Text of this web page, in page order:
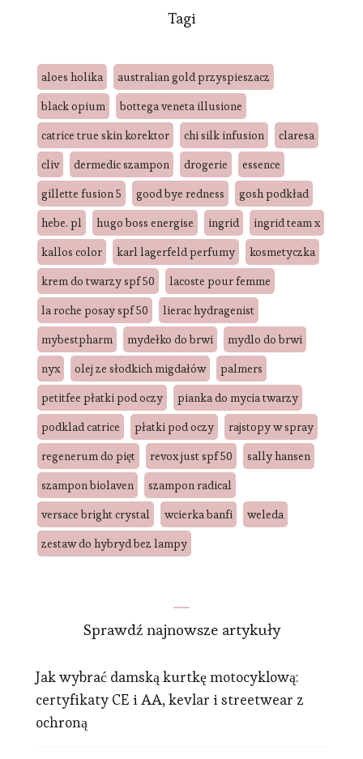
Tagi
aloes holika
australian gold przyspieszacz
black opium
bottega veneta illusione
catrice true skin korektor
chi silk infusion
claresa
cliv
dermedic szampon drogerie
essence
gillette fusion 5
good bye redness
gosh podkład
hebe. pl
hugo boss energise ingrid
ingrid team x
kallos color
karl lagerfeld perfumy
kosmetyczka
krem do twarzy spf 50
lacoste pour femme
la roche posay spf 50
lierac hydragenist
mybestpharm
mydełko do brwi
mydlo do brwi
nyx
olej ze słodkich migdałów
palmers
petitfee płatki pod oczy
pianka do mycia twarzy
podklad catrice
płatki pod oczy
rajstopy w spray
regenerum do pięt
revox just spf 50
sally hansen
szampon biolaven
szampon radical
versace bright crystal
wcierka banfi
weleda
zestaw do hybryd bez lampy
Sprawdź najnowsze artykuły
Jak wybrać damską kurtkę motocyklową:
certyfikaty CE i AA, kevlar i streetwear z
ochroną